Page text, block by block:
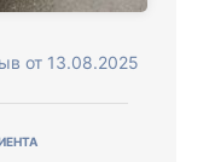
от 13.08.2025